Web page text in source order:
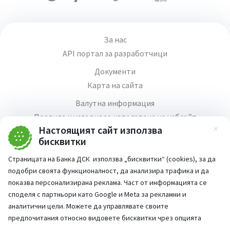
Настоящият сайт използва
бисквитки
Страницата на Банка ДСК използва „бисквитки“ (cookies), за да
подобри своята функционалност, да анализира трафика и да
показва персонализирана реклама. Част от информацията се
споделя с партньори като Google и Meta за рекламни и
аналитични цели. Можете да управлявате своите
предпочитания относно видовете бисквитки чрез опцията
За нас
API портал за разработчици
Документи
Карта на сайта
Валутна информация
Правила и условия за използване на уебсайт
Медия център
Продажба на имоти
Декларация за достъпност